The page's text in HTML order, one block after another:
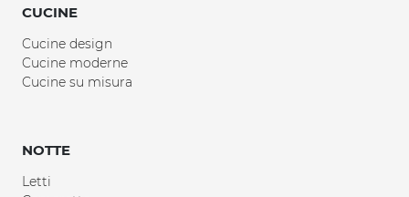
CUCINE
Cucine design
Cucine moderne
Cucine su misura
NOTTE
Letti